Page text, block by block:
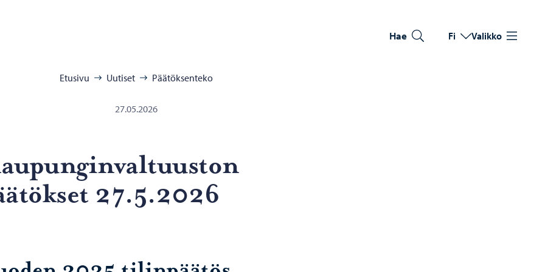
Hae Vaihda kieltä
Nykyinen kieli: Suomi
Fi Valikko
Etusivu Uutiset Päätöksenteko
27.05.2026
27.5.2026